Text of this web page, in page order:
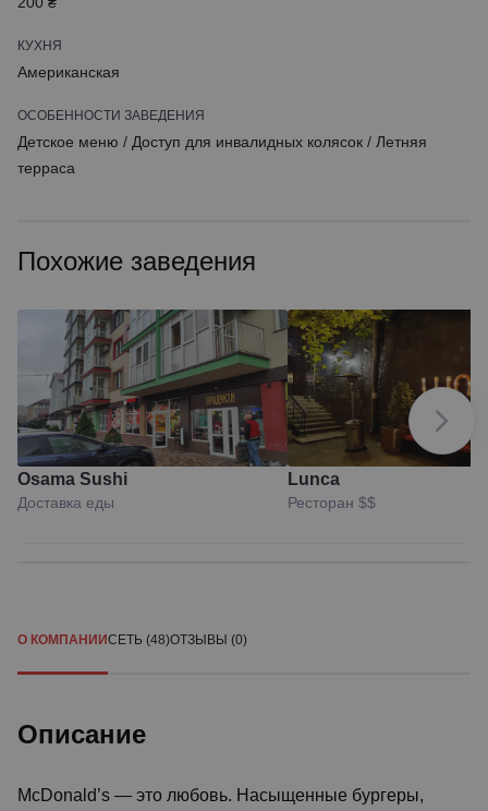
КУХНЯ
Американская
ОСОБЕННОСТИ ЗАВЕДЕНИЯ
Детское меню / Доступ для инвалидных колясок / Летняя
терраса
Похожие заведения
Osama Sushi
Доставка еды
Lunca
Ресторан $$
О КОМПАНИИСЕТЬ (48)ОТЗЫВЫ (0)
Описание
McDonald’s — это любовь. Насыщенные бургеры,